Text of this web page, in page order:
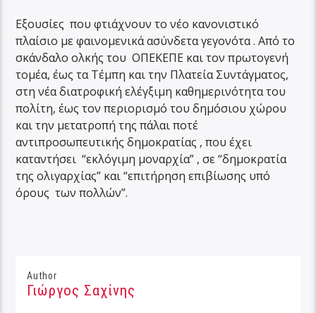
Εξουσίες που φτιάχνουν το νέο κανονιστικό
πλαίσιο με φαινομενικά ασύνδετα γεγονότα . Από το
σκάνδαλο ολκής του ΟΠΕΚΕΠΕ και τον πρωτογενή
τομέα, έως τα Τέμπη και την Πλατεία Συντάγματος,
στη νέα διατροφική ελέγξιμη καθημερινότητα του
πολίτη, έως τον περιορισμό του δημόσιου χώρου
και την μετατροπή της πάλαι ποτέ
αντιπροσωπευτικής δημοκρατίας , που έχει
καταντήσει “εκλόγιμη μοναρχία” , σε “δημοκρατία
της ολιγαρχίας” και “επιτήρηση επιβίωσης υπό
όρους των πολλών”.
Author
Γιώργος Σαχίνης